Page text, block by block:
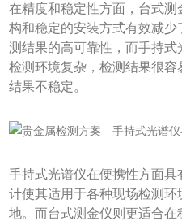
在精度和稳定性方面，台式
构和稳定的安装方式有效减
测结果的高可靠性，而手持
检测环境复杂，检测结果很
结果不稳定。
手持式光谱仪在便携性方面
计使其适用于各种现场检测
地。而台式测金仪则更适合